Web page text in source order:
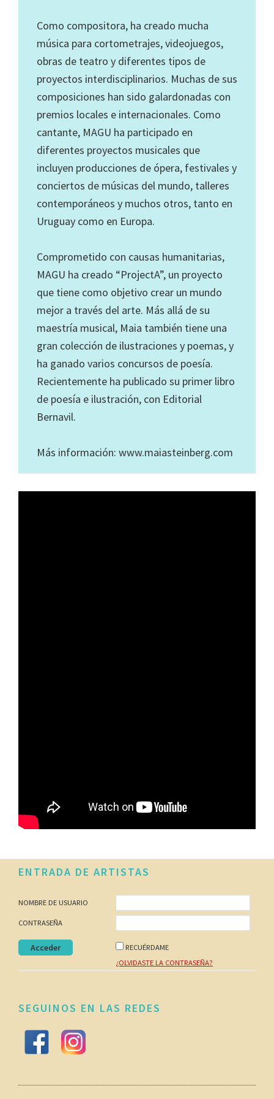
Como compositora, ha creado mucha
música para cortometrajes, videojuegos,
obras de teatro y diferentes tipos de
proyectos interdisciplinarios. Muchas de sus
composiciones han sido galardonadas con
premios locales e internacionales. Como
cantante, MAGU ha participado en
diferentes proyectos musicales que
incluyen producciones de ópera, festivales y
conciertos de músicas del mundo, talleres
contemporáneos y muchos otros, tanto en
Uruguay como en Europa.
Comprometido con causas humanitarias,
MAGU ha creado “ProjectA”, un proyecto
que tiene como objetivo crear un mundo
mejor a través del arte. Más allá de su
maestría musical, Maia también tiene una
gran colección de ilustraciones y poemas, y
ha ganado varios concursos de poesía.
Recientemente ha publicado su primer libro
de poesía e ilustración, con Editorial
Bernavil.
Más información: www.maiasteinberg.com
Footer
ENTRADA DE ARTISTAS
NOMBRE DE USUARIO
CONTRASEÑA
RECUÉRDAME
¿OLVIDASTE LA CONTRASEÑA?
SEGUINOS EN LAS REDES